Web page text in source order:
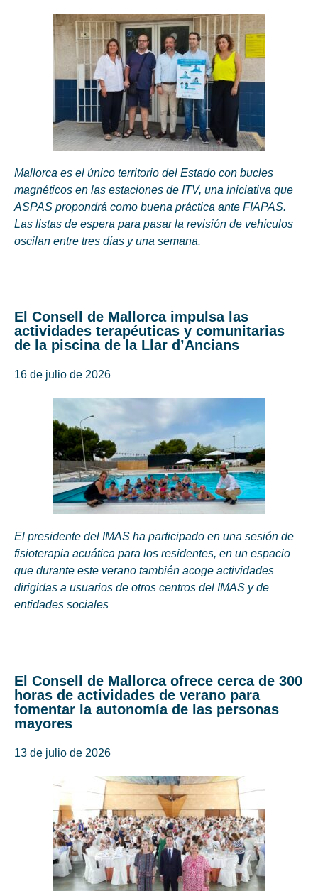
Mallorca es el único territorio del Estado con bucles
magnéticos en las estaciones de ITV, una iniciativa que
ASPAS propondrá como buena práctica ante FIAPAS.
Las listas de espera para pasar la revisión de vehículos
oscilan entre tres días y una semana.
El Consell de Mallorca impulsa las
actividades terapéuticas y comunitarias
de la piscina de la Llar d’Ancians
16 de julio de 2026
El presidente del IMAS ha participado en una sesión de
fisioterapia acuática para los residentes, en un espacio
que durante este verano también acoge actividades
dirigidas a usuarios de otros centros del IMAS y de
entidades sociales
El Consell de Mallorca ofrece cerca de 300
horas de actividades de verano para
fomentar la autonomía de las personas
mayores
13 de julio de 2026